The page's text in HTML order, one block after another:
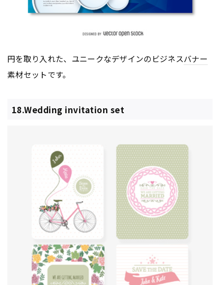
円を取り入れた、ユニークなデザインのビジネスバナー
素材セットです。
18.Wedding invitation set